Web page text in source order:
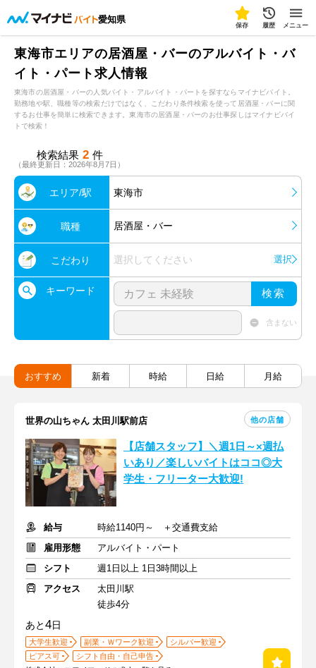
愛知県
保存 履歴 メニュー
東海市エリアの居酒屋・バーのアルバイト・バ
イト・パート求人情報
東海市の居酒屋・バーの人気バイト・アルバイト・パートを探すならマイナビバイト。
勤務地や駅、職種等の検索だけではなく、こだわり条件検索を使って居酒屋・バーに関
するお仕事を簡単に検索できます。東海市の居酒屋・バーのお仕事探しはマイナビバイ
トで検索！
検索結果 2 件
（最終更新日：2026年8月7日）
エリア/駅 東海市
職種 居酒屋・バー
こだわり 選択してください 選択
キーワード 検索
含まない
おすすめ 新着 時給 日給 月給
世界の山ちゃん 太田川駅前店 他の店舗
【店舗スタッフ】＼週1日～×週払
いあり／楽しいバイトはココ◎大
学生・フリーター大歓迎!
給与
時給1140円～ ＋交通費支給
雇用形態
アルバイト・パート
シフト
週1日以上 1日3時間以上
アクセス
太田川駅
徒歩4分
あと4日
大学生歓迎 副業・Ｗワーク歓迎
シルバー歓迎
ピアス可
シフト自由・自己申告